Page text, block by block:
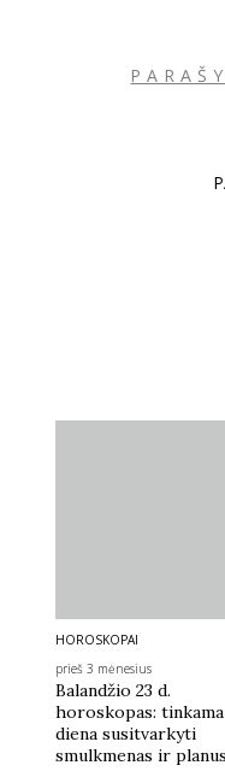
HOROSKOPAI
prieš 3 mėnesius
Balandžio 23 d.
horoskopas: tinkama
diena susitvarkyti
smulkmenas ir planus